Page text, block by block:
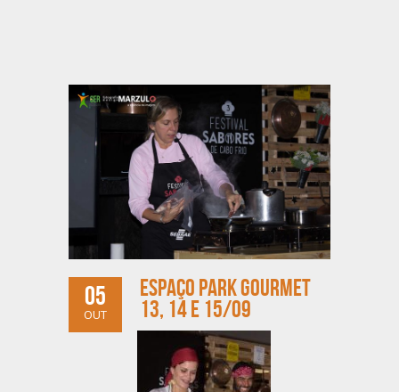
05
OUT
ESPAÇO PARK GOURMET
13, 14 E 15/09